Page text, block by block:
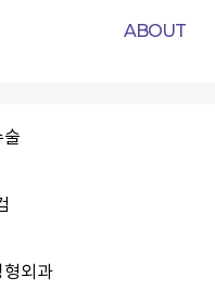
ABOUT
술
형외과